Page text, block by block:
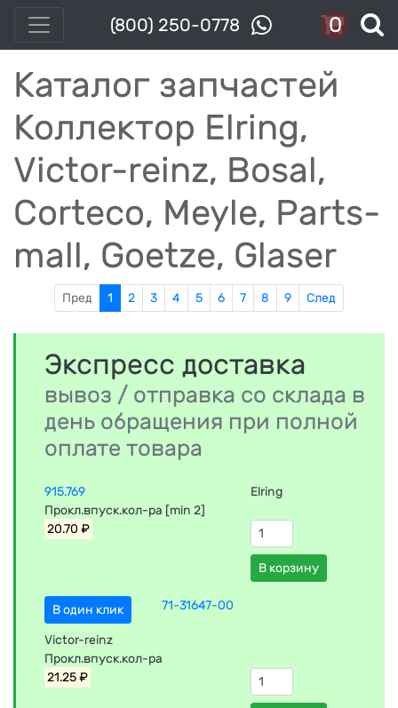
(800) 250-0778 0
Каталог запчастей
Коллектор Elring,
Victor-reinz, Bosal,
Corteco, Meyle, Parts-
mall, Goetze, Glaser
Пред 1 2 3 4 5 6 7 8 9 След
Экспресс доставка
вывоз / отправка со склада в
день обращения при полной
оплате товара
915.769
Elring
Прокл.впуск.кол-ра [min 2]
20.70 ₽
В корзину
В один клик 71-31647-00
Victor-reinz
Прокл.впуск.кол-ра
21.25 ₽